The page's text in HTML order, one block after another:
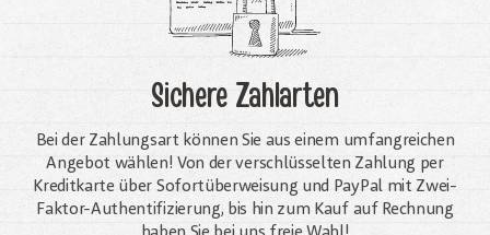
Sichere Zahlarten
Bei der Zahlungsart können Sie aus einem umfangreichen
Angebot wählen! Von der verschlüsselten Zahlung per
Kreditkarte über Sofortüberweisung und PayPal mit Zwei-
Faktor-Authentifizierung, bis hin zum Kauf auf Rechnung